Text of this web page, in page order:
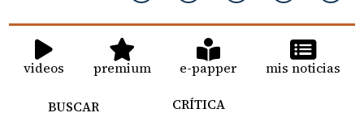
videos premium e-papper mis noticias
BUSCAR
CRÍTICA